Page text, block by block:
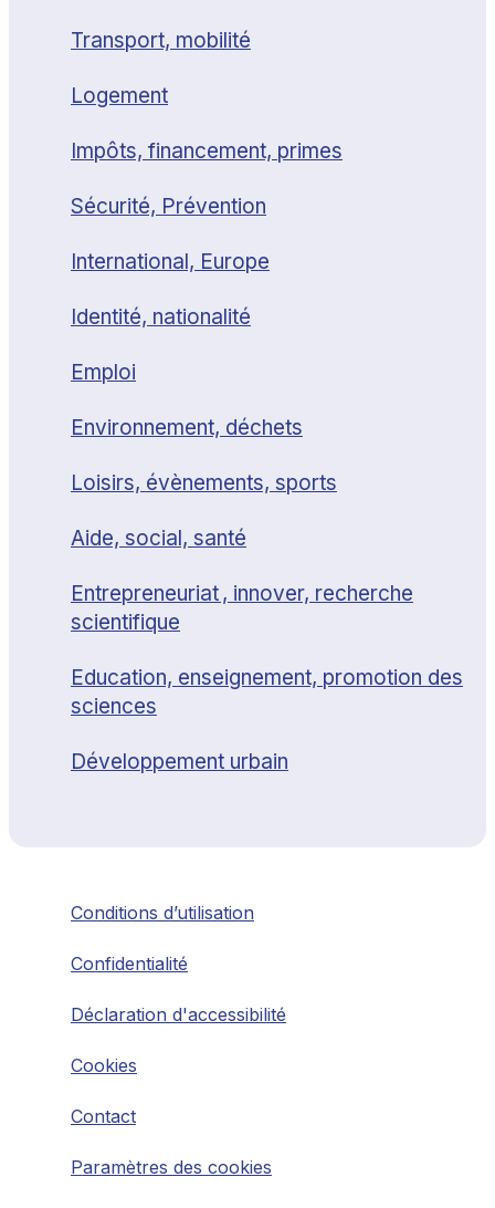
Transport, mobilité
Logement
Impôts, financement, primes
Sécurité, Prévention
International, Europe
Identité, nationalité
Emploi
Environnement, déchets
Loisirs, évènements, sports
Aide, social, santé
Entrepreneuriat , innover, recherche
scientifique
Education, enseignement, promotion des
sciences
Développement urbain
Conditions d’utilisation
Confidentialité
Déclaration d'accessibilité
Cookies
Contact
Paramètres des cookies